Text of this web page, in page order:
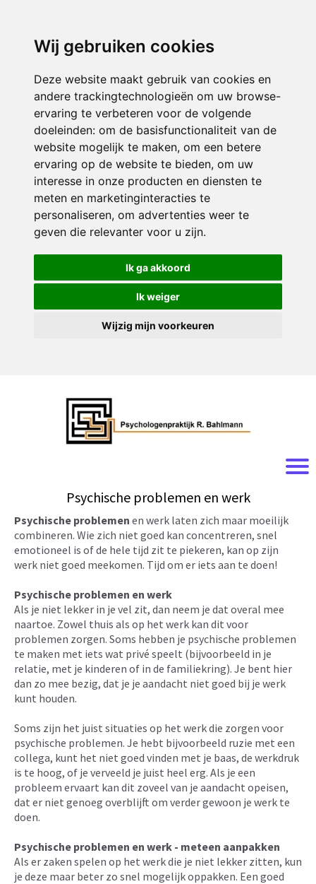
Wij gebruiken cookies
Deze website maakt gebruik van cookies en
andere trackingtechnologieën om uw browse-
ervaring te verbeteren voor de volgende
doeleinden: om de basisfunctionaliteit van de
website mogelijk te maken, om een betere
ervaring op de website te bieden, om uw
interesse in onze producten en diensten te
meten en marketinginteracties te
personaliseren, om advertenties weer te
geven die relevanter voor u zijn.
Ik ga akkoord
Ik weiger
Wijzig mijn voorkeuren
Psychische problemen en werk
Psychische problemen en werk laten zich maar moeilijk
combineren. Wie zich niet goed kan concentreren, snel
emotioneel is of de hele tijd zit te piekeren, kan op zijn
werk niet goed meekomen. Tijd om er iets aan te doen!
Psychische problemen en werk
Als je niet lekker in je vel zit, dan neem je dat overal mee
naartoe. Zowel thuis als op het werk kan dit voor
problemen zorgen. Soms hebben je psychische problemen
te maken met iets wat privé speelt (bijvoorbeeld in je
relatie, met je kinderen of in de familiekring). Je bent hier
dan zo mee bezig, dat je je aandacht niet goed bij je werk
kunt houden.
Soms zijn het juist situaties op het werk die zorgen voor
psychische problemen. Je hebt bijvoorbeeld ruzie met een
collega, kunt het niet goed vinden met je baas, de werkdruk
is te hoog, of je verveeld je juist heel erg. Als je een
probleem ervaart kan dit zoveel van je aandacht opeisen,
dat er niet genoeg overblijft om verder gewoon je werk te
doen.
Psychische problemen en werk - meteen aanpakken
Als er zaken spelen op het werk die je niet lekker zitten, kun
je deze maar beter zo snel mogelijk oppakken. Een goed